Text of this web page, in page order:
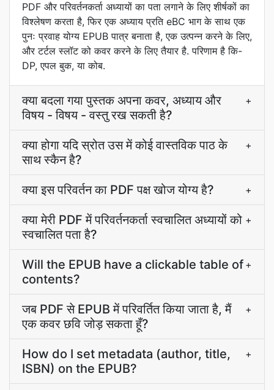
PDF और परिवर्तनकर्ता अध्यायों का पता लगाने के लिए शीर्षकों का
विश्लेषण करता है, फिर एक अध्याय प्रति eBC भाग के साथ एक
पुनः प्रवाह योग्य EPUB पात्र बनाता है, एक उत्पन्न करने के लिए,
और टर्टल स्लॉट को कवर करने के लिए तैयार है. परिणाम है कि-
DP, एपल बुक, या कोब.
क्या बदला गया पुस्तक अपना कवर, अध्याय और
विषय - विषय - वस्तु रख सकती है?
+
क्या होगा यदि स्रोत उस में कोई वास्तविक पाठ के
साथ स्कैन है?
+
क्या इस परिवर्तन का PDF पक्ष खोज योग्य है? +
क्या मेरी PDF में परिवर्तनकर्ता स्वचालित अध्यायों को
स्वचालित पता है?
+
Will the EPUB have a clickable table of
contents?
+
जब PDF से EPUB में परिवर्तित किया जाता है, मैं
एक कवर छवि जोड़ सकता हूँ?
+
How do I set metadata (author, title,
ISBN) on the EPUB?
+